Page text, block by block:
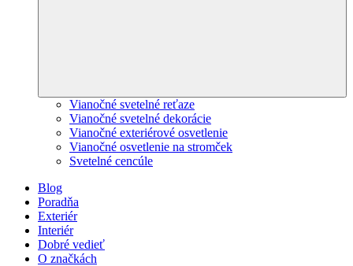
Vianočné svetelné reťaze
Vianočné svetelné dekorácie
Vianočné exteriérové osvetlenie
Vianočné osvetlenie na stromček
Svetelné cencúle
Blog
Poradňa
Exteriér
Interiér
Dobré vedieť
O značkách